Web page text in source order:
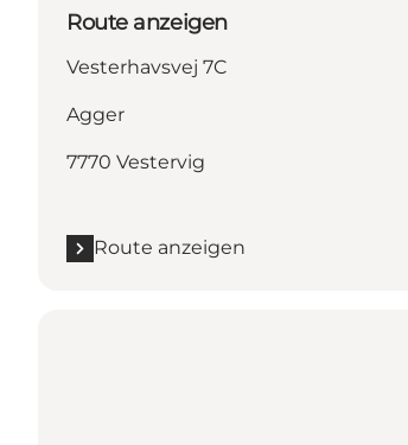
Route anzeigen
Vesterhavsvej 7C
Agger
7770 Vestervig
Route anzeigen